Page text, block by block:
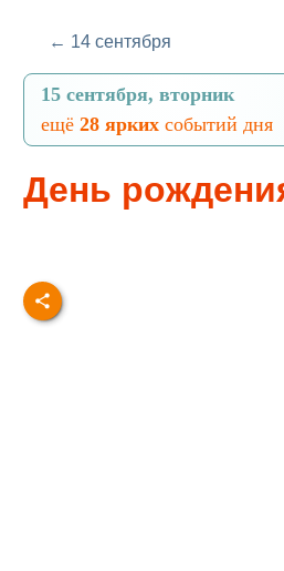
← 14 сентября
15 сентября, вторник
ещё 28 ярких событий дня
День